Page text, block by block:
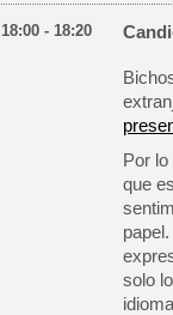
18:00 - 18:20
Por
que
solo